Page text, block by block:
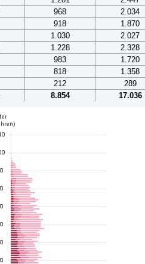
968
2.034
918
1.870
1.030
2.027
1.228
2.328
983
1.720
818
1.358
212
289
8.854 17.036